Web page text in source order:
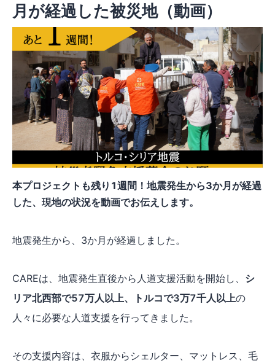
月が経過した被災地（動画）
本プロジェクトも残り1週間！地震発生から3か月が経過
した、現地の状況を動画でお伝えします。
地震発生から、3か月が経過しました。
CAREは、地震発生直後から人道支援活動を開始し、 シ
リア北西部で57万人以上、トルコで3万7千人以上の
人々に必要な人道支援を行ってきました。
その支援内容は、衣服からシェルター、マットレス、毛